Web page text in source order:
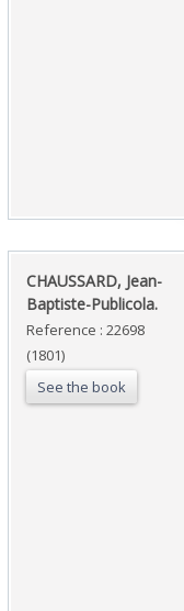
‎CHAUSSARD, Jean-
Baptiste-Publicola.‎
Reference : 22698
(1801)
See the book